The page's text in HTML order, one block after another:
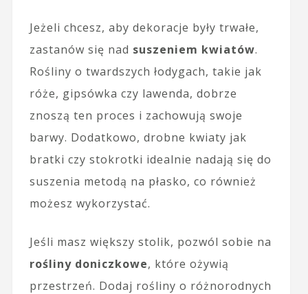
Jeżeli chcesz, aby dekoracje były trwałe,
zastanów się nad suszeniem kwiatów.
Rośliny o twardszych łodygach, takie jak
róże, gipsówka czy lawenda, dobrze
znoszą ten proces i zachowują swoje
barwy. Dodatkowo, drobne kwiaty jak
bratki czy stokrotki idealnie nadają się do
suszenia metodą na płasko, co również
możesz wykorzystać.
Jeśli masz większy stolik, pozwól sobie na
rośliny doniczkowe, które ożywią
przestrzeń. Dodaj rośliny o różnorodnych